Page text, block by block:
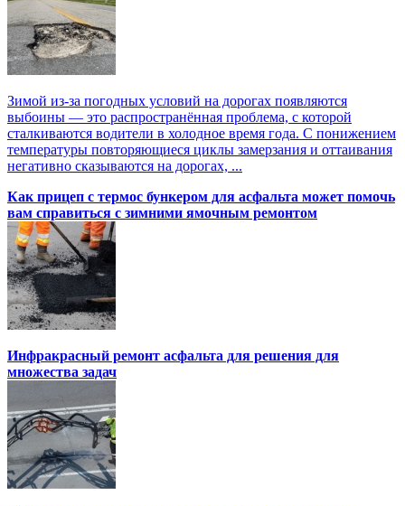
Зимой из-за погодных условий на дорогах появляются
выбоины — это распространённая проблема, с которой
сталкиваются водители в холодное время года. С понижением
температуры повторяющиеся циклы замерзания и оттаивания
негативно сказываются на дорогах, ...
Как прицеп с термоc бункером для асфальта может помочь
вам справиться с зимними ямочным ремонтом
Инфракрасный ремонт асфальта для решения для
множества задач